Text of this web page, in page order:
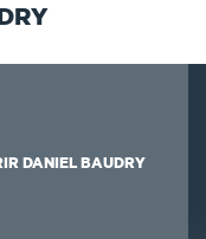
DANIEL BAUDRY